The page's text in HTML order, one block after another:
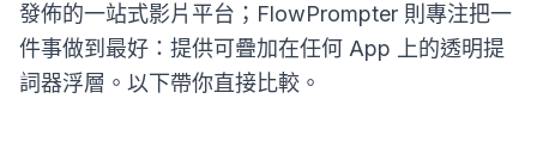
發佈的一站式影片平台；FlowPrompter 則專注把一
件事做到最好：提供可疊加在任何 App 上的透明提
詞器浮層。以下帶你直接比較。